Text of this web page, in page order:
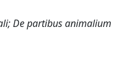
De partibus animalium